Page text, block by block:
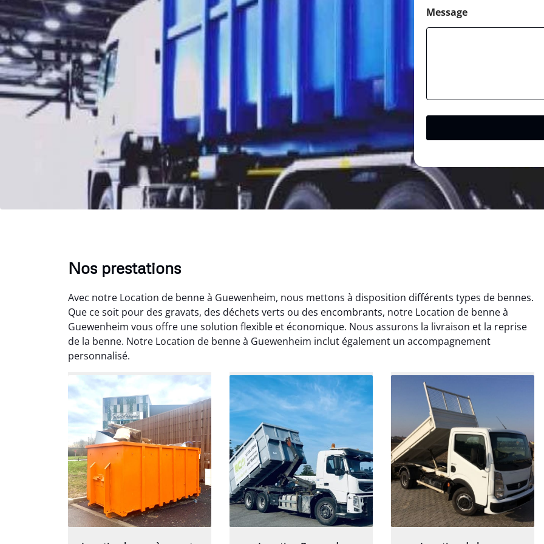
Message
Nos prestations
Avec notre Location de benne à Guewenheim, nous mettons à disposition différents types de bennes.
Que ce soit pour des gravats, des déchets verts ou des encombrants, notre Location de benne à
Guewenheim vous offre une solution flexible et économique. Nous assurons la livraison et la reprise
de la benne. Notre Location de benne à Guewenheim inclut également un accompagnement
personnalisé.
Aurélie Bonnet
21 juin 2024
Le service de terrassement
jardin à Var était
exceptionnel. L'équipe a
travaillé de manière efficace
et professionnelle, laissant
notre jardin impeccable et
prêt pour notre nouveau
projet d'aménagement
6 avril 2025
Parfait pour évacuer les
gravats de mon chantier.
Service rapide et efficace. Je
recommande sans
hésitation.